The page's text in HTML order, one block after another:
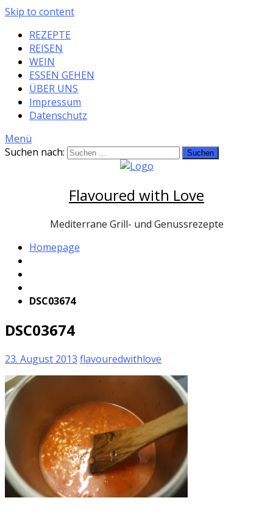
Skip to content
REZEPTE
REISEN
WEIN
ESSEN GEHEN
ÜBER UNS
Impressum
Datenschutz
Menü
Suchen nach:
Flavoured with Love
Mediterrane Grill- und Genussrezepte
Homepage
DSC03674
DSC03674
23. August 2013 flavouredwithlove